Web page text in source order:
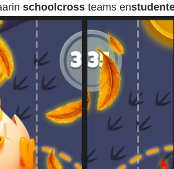
schoolcross teams en